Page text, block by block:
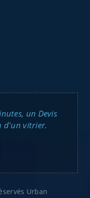
un Devis
d'un vitrier.
Urban